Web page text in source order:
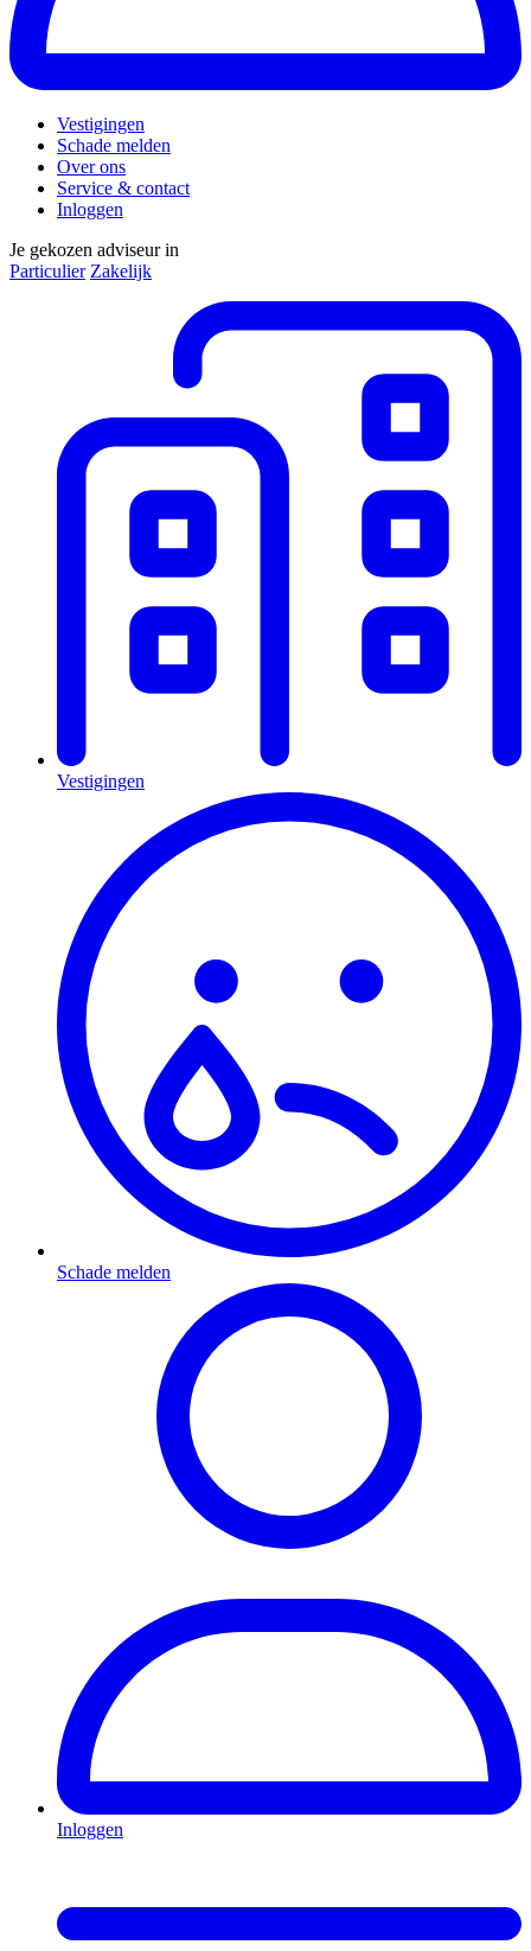
Vestigingen
Schade melden
Over ons
Service & contact
Inloggen
Je gekozen adviseur in
Particulier Zakelijk
Vestigingen
Schade melden
Inloggen